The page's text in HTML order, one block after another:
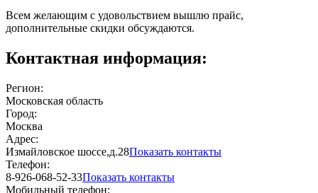
Всем желающим с удовольствием вышлю прайс,
дополнительные скидки обсуждаются.
Контактная информация:
Регион:
Московская область
Город:
Москва
Адрес:
Измайловское шоссе,д.28Показать контакты
Телефон:
8-926-068-52-33Показать контакты
Мобильный телефон: